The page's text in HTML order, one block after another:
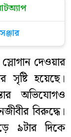
দেওয়ার
সৃষ্টি হয়েছে।
অভিযোগও
বিরুদ্ধে।
৯টার দিকে